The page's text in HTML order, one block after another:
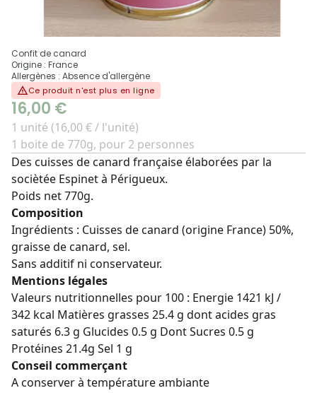
Confit de canard
Origine : France
Allergènes : Absence d'allergène
Ce produit n'est plus en ligne
16,00 €
1 unité (16,00 € / l'unité)
1 boite de 770g, pour 2 personnes
Des cuisses de canard française élaborées par la
sociètée Espinet à Périgueux.
Poids net 770g.
Composition
Ingrédients : Cuisses de canard (origine France) 50%,
graisse de canard, sel.
Sans additif ni conservateur.
Mentions légales
Valeurs nutritionnelles pour 100 : Energie 1421 kJ /
342 kcal Matières grasses 25.4 g dont acides gras
saturés 6.3 g Glucides 0.5 g Dont Sucres 0.5 g
Protéines 21.4g Sel 1 g
Conseil commerçant
A conserver à température ambiante